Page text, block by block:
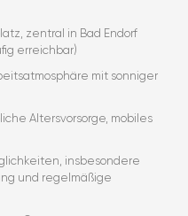
zentral in Bad Endorf
erreichbar)
mit sonniger
Altersvorsorge, mobiles
insbesondere
und regelmäßige